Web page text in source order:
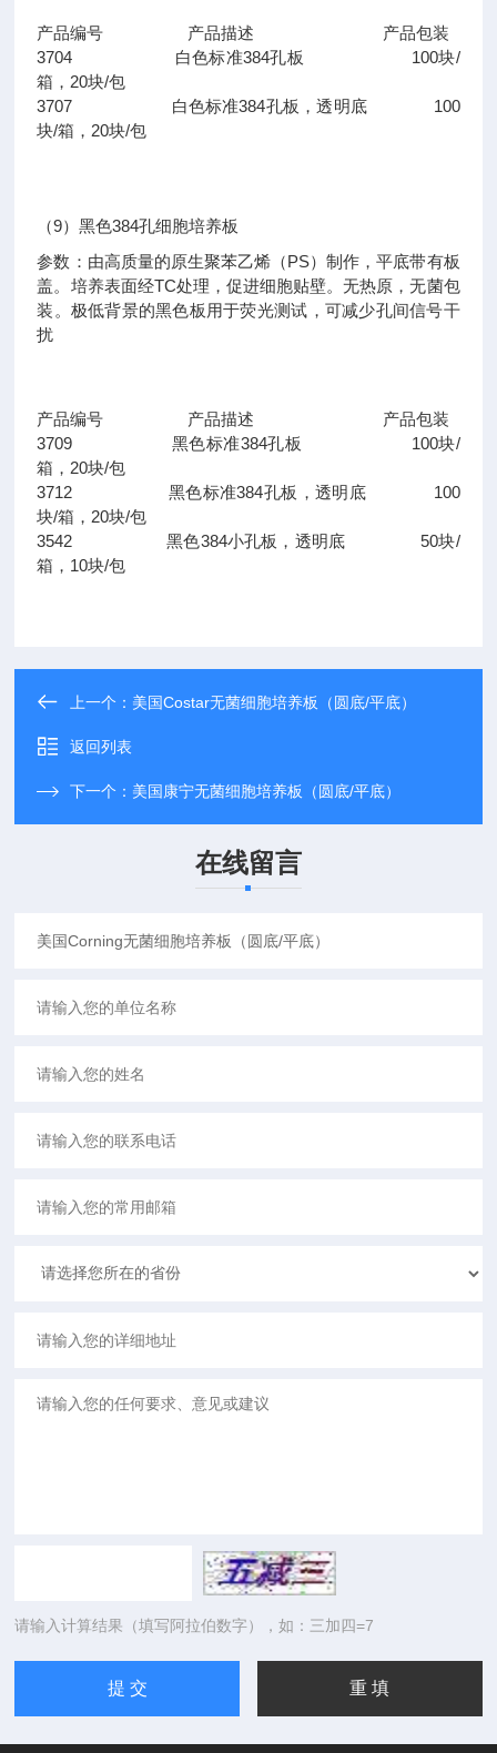
产品编号 产品描述 产品包装
3704 白色标准384孔板 100块/
箱，20块/包
3707 白色标准384孔板，透明底 100
块/箱，20块/包
（9）黑色384孔细胞培养板
参数：由高质量的原生聚苯乙烯（PS）制作，平底带有板
盖。培养表面经TC处理，促进细胞贴壁。无热原，无菌包
装。极低背景的黑色板用于荧光测试，可减少孔间信号干
扰
产品编号 产品描述 产品包装
3709 黑色标准384孔板 100块/
箱，20块/包
3712 黑色标准384孔板，透明底 100
块/箱，20块/包
3542 黑色384小孔板，透明底 50块/
箱，10块/包
上一个： 美国Costar无菌细胞培养板（圆底/平底）
返回列表
下一个： 美国康宁无菌细胞培养板（圆底/平底）
在线留言
请输入计算结果（填写阿拉伯数字），如：三加四=7